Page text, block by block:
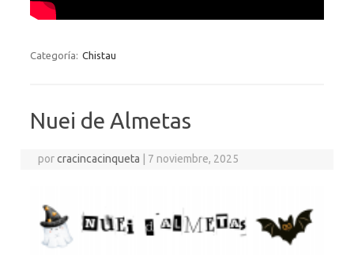
Categoría: Chistau
Nuei de Almetas
porcracincacinqueta 7 noviembre, 2025